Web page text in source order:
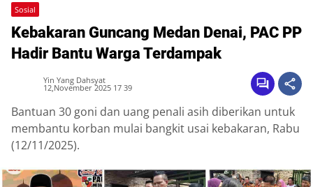
Sosial
Kebakaran Guncang Medan Denai, PAC PP
Hadir Bantu Warga Terdampak
Yin Yang Dahsyat
12,November 2025 17 39
Bantuan 30 goni dan uang penali asih diberikan untuk
membantu korban mulai bangkit usai kebakaran, Rabu
(12/11/2025).